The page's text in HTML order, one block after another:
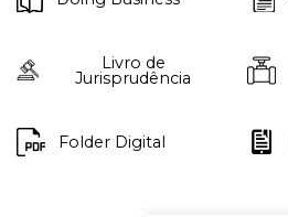
Livro de
Jurisprudência
Folder Digital